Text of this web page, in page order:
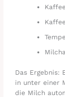
Das Ergebnis:
in unter einer
die Milch